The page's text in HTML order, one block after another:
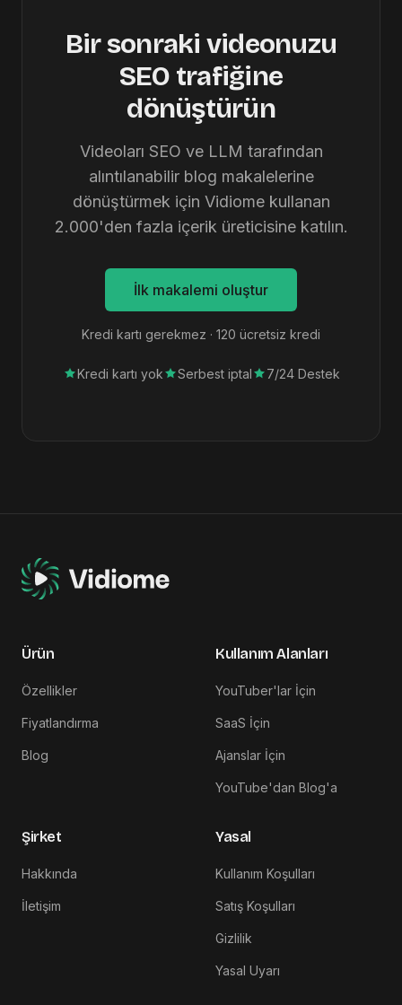
Bir sonraki videonuzu
SEO trafiğine
dönüştürün
Videoları SEO ve LLM tarafından
alıntılanabilir blog makalelerine
dönüştürmek için Vidiome kullanan
2.000'den fazla içerik üreticisine katılın.
İlk makalemi oluştur
Kredi kartı gerekmez · 120 ücretsiz kredi
Kredi kartı yok Serbest iptal 7/24 Destek
Ürün
Özellikler
Fiyatlandırma
Blog
Kullanım Alanları
YouTuber'lar İçin
SaaS İçin
Ajanslar İçin
YouTube'dan Blog'a
Şirket
Hakkında
İletişim
Yasal
Kullanım Koşulları
Satış Koşulları
Gizlilik
Yasal Uyarı